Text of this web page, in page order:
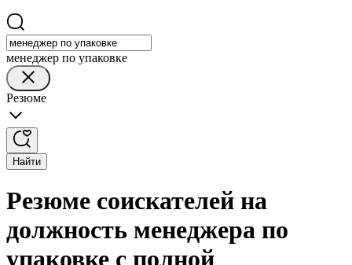
менеджер по упаковке
Резюме
Найти
Резюме соискателей на
должность менеджера по
упаковке с полной